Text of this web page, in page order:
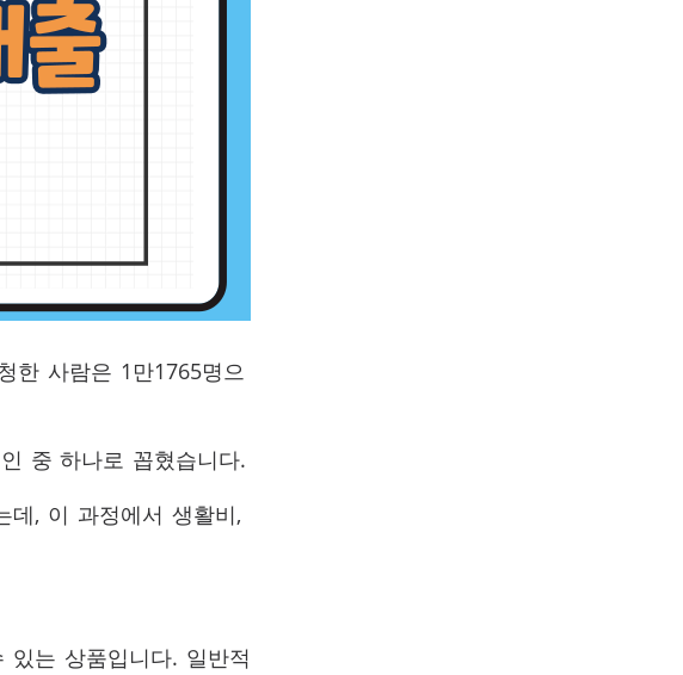
한 사람은 1만1765명으
중 하나로 꼽혔습니다.
데, 이 과정에서 생활비,
있는 상품입니다. 일반적